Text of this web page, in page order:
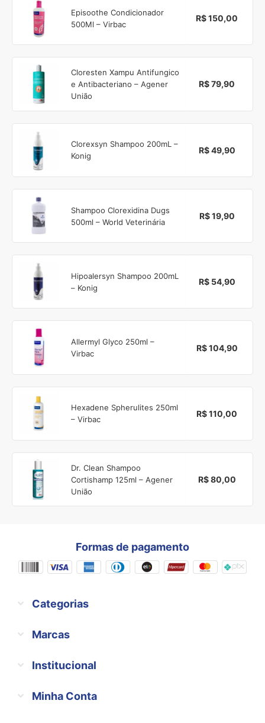
Episoothe Condicionador
500Ml – Virbac
R$ 150,00
Cloresten Xampu Antifungico
e Antibacteriano – Agener
União
R$ 79,90
Clorexsyn Shampoo 200mL –
Konig
R$ 49,90
Shampoo Clorexidina Dugs
500ml – World Veterinária
R$ 19,90
Hipoalersyn Shampoo 200mL
– Konig
R$ 54,90
Allermyl Glyco 250ml –
Virbac
R$ 104,90
Hexadene Spherulites 250ml
– Virbac
R$ 110,00
Dr. Clean Shampoo
Cortishamp 125ml – Agener
União
R$ 80,00
Formas de pagamento
Categorias
Marcas
Institucional
Minha Conta